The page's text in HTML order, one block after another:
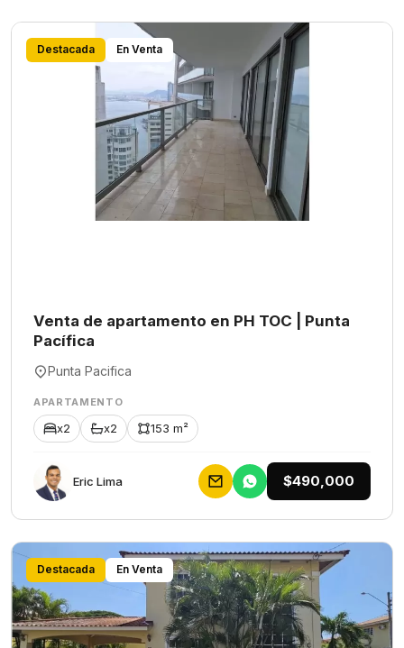
Destacada En Venta
Venta de apartamento en PH TOC | Punta
Pacífica
Punta Pacifica
APARTAMENTO
x2 x2 153 m²
Eric Lima $490,000
Destacada En Venta